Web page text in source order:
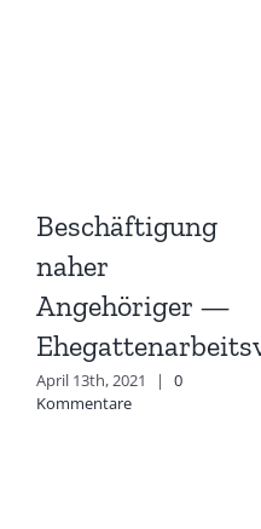
Beschäftigung
naher
Angehöriger —
April 13th, 2021 |
0
Kommentare